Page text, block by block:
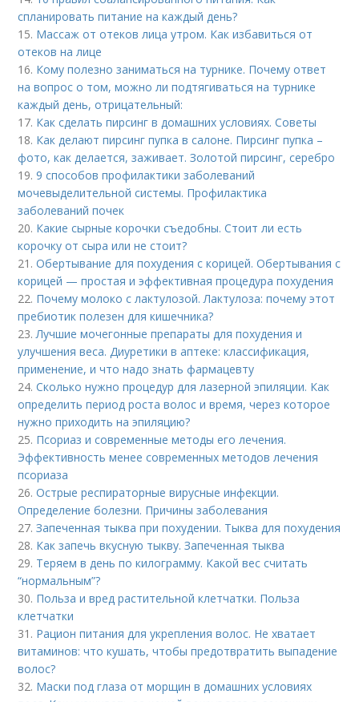
спланировать питание на каждый день?
15. Массаж от отеков лица утром. Как избавиться от
отеков на лице
16. Кому полезно заниматься на турнике. Почему ответ
на вопрос о том, можно ли подтягиваться на турнике
каждый день, отрицательный:
17. Как сделать пирсинг в домашних условиях. Советы
18. Как делают пирсинг пупка в салоне. Пирсинг пупка –
фото, как делается, заживает. Золотой пирсинг, серебро
19.9 способов профилактики заболеваний
мочевыделительной системы. Профилактика
заболеваний почек
20. Какие сырные корочки съедобны. Стоит ли есть
корочку от сыра или не стоит?
21.Обертывание для похудения с корицей. Обертывания с
корицей — простая и эффективная процедура похудения
22. Почему молоко с лактулозой. Лактулоза: почему этот
пребиотик полезен для кишечника?
23.Лучшие мочегонные препараты для похудения и
улучшения веса. Диуретики в аптеке: классификация,
применение, и что надо знать фармацевту
24.Сколько нужно процедур для лазерной эпиляции. Как
определить период роста волос и время, через которое
нужно приходить на эпиляцию?
25. Псориаз и современные методы его лечения.
Эффективность менее современных методов лечения
псориаза
26.Острые респираторные вирусные инфекции.
Определение болезни. Причины заболевания
27.Запеченная тыква при похудении. Тыква для похудения
28. Как запечь вкусную тыкву. Запеченная тыква
29. Теряем в день по килограмму. Какой вес считать
“нормальным”?
30. Польза и вред растительной клетчатки. Польза
клетчатки
31. Рацион питания для укрепления волос. Не хватает
витаминов: что кушать, чтобы предотвратить выпадение
волос?
32. Маски под глаза от морщин в домашних условиях